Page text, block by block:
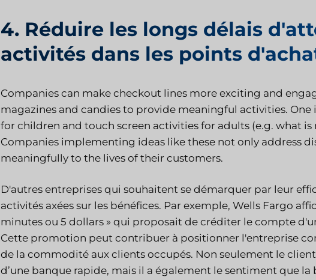
4. Réduire les longs délais
activités dans les points
Companies can make checkout lines more exciting and
magazines and candies to provide meaningful activities.
for children and touch screen activities for adults (e.g. what
Companies implementing ideas like these not only address
meaningfully to the lives of their customers.
D'autres entreprises qui souhaitent se démarquer par leur
activités axées sur les bénéfices. Par exemple, Wells Fargo
minutes ou 5 dollars » qui proposait de créditer le compte
Cette promotion peut contribuer à positionner l'entreprise
de la commodité aux clients occupés. Non seulement le
d’une banque rapide, mais il a également le sentiment que la